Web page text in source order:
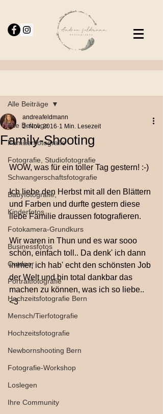
Alle Beiträge
Familienfotografie
Fotografie, Studiofotografie
Schwangerschaftsfotografie
Babyfotografie,
Kinderfotos
Fotokamera-Grundkurs
Businessfotos
Outdoor
Portraitfotografie
Hochzeitsfotografie Bern
Mensch/Tierfotografie
Hochzeitsfotografie
Newbornshooting Bern
Fotografie-Workshop
Loslegen
Ihre Community
Alle Beiträge
Family-Shooting
andreafeldmann
2. Nov. 2016 1 Min. Lesezeit
WOW, was für ein toller Tag gestern! :-)
Ich liebe den Herbst mit all den Blättern
und Farben und durfte gestern diese
liebe Familie draussen fotografieren.
Wir waren in Thun und es war sooo
schön, einfach toll.. Da denk' ich dann
immer, ich hab' echt den schönsten Job
der Welt und bin total dankbar das
machen zu können, was ich so liebe..
<3